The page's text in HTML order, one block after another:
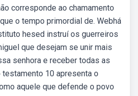
corresponde ao chamamento
o tempo primordial de. Webhá
hesed instruí os guerreiros
que desejam se unir mais
senhora e receber todas as
testamento 10 apresenta o
aquele que defende o povo